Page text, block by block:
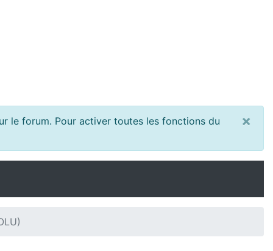
le forum. Pour activer toutes les fonctions du ×